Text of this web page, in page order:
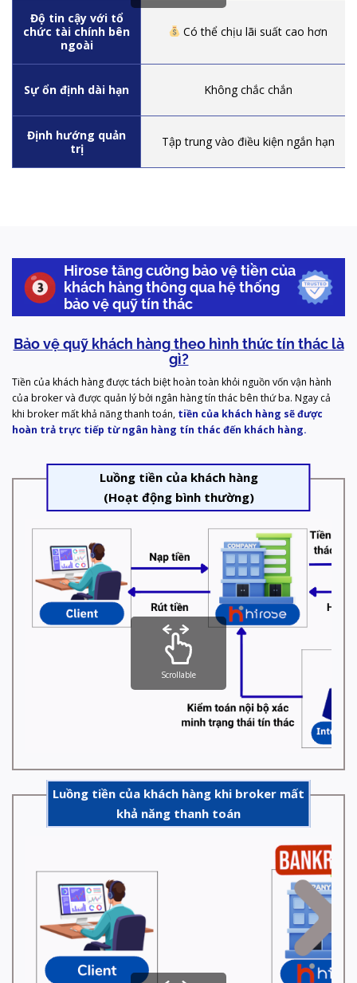
Độ tin cậy với tổ
chức tài chính bên
ngoài
Có thể chịu lãi suất cao hơn
Sự ổn định dài hạn Không chắc chắn
Định hướng quản
trị
Tập trung vào điều kiện ngắn hạn
Hirose tăng cường bảo vệ tiền của
khách hàngthông qua hệ thống
bảo vệ quỹ tín thác
Bảo vệ quỹ khách hàng theo hình thức tín thác là
gì?
Tiền của khách hàng được tách biệt hoàn toàn khỏi nguồn vốn vận hành
của broker và được quản lý bởi ngân hàng tín thác bên thứ ba. Ngay cả
khi broker mất khả năng thanh toán, tiền của khách hàng sẽ được
hoàn trả trực tiếp từ ngân hàng tín thác đến khách hàng.
Luồng tiền của khách hàng
(Hoạt động bình thường)
Scrollable
Luồng tiền của khách hàng khi broker mất
khả năng thanh toán